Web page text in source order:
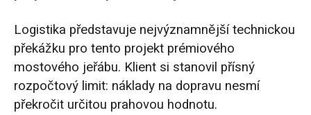
Logistika představuje nejvýznamnější technickou
překážku pro tento projekt prémiového
mostového jeřábu. Klient si stanovil přísný
rozpočtový limit: náklady na dopravu nesmí
překročit určitou prahovou hodnotu.